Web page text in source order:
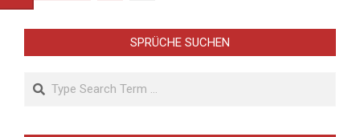
der
SPRÜCHE SUCHEN
Search